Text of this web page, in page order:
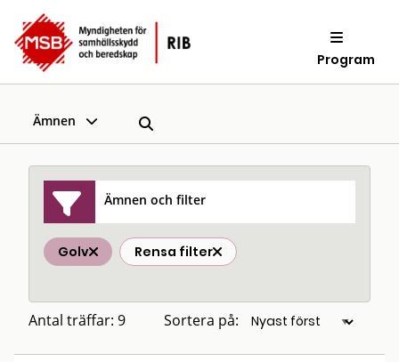
Program
Ämnen
Ämnen och filter
Golv Rensa filter
Antal träffar: 9 Sortera på: